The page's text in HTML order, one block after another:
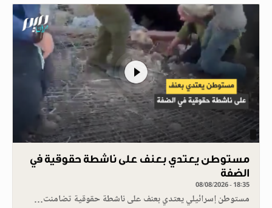
مستوطن يعتدي بعنف على ناشطة حقوقية في
الضفة
08/08/2026 - 18:35
مستوطن إسرائيلي يعتدي بعنف على ناشطة حقوقية تضامنت…